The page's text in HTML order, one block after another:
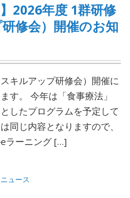
2026年度 1群研修
研修会）開催のお知
キルアップ研修会）開催に
す。 今年は「食事療法」
したプログラムを予定して
同じ内容となりますので、
ラーニング […]
ュース